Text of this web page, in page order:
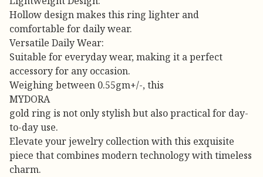
Hollow design makes this ring lighter and
comfortable for daily wear.
Versatile Daily Wear:
Suitable for everyday wear, making it a perfect
accessory for any occasion.
Weighing between 0.55gm+/-, this
MYDORA
gold ring is not only stylish but also practical for day-
to-day use.
Elevate your jewelry collection with this exquisite
piece that combines modern technology with timeless
charm.